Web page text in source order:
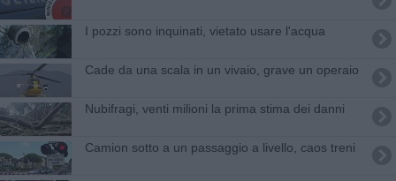
I pozzi sono inquinati, vietato usare l'acqua
Cade da una scala in un vivaio, grave un operaio
Nubifragi, venti milioni la prima stima dei danni
Camion sotto a un passaggio a livello, caos treni